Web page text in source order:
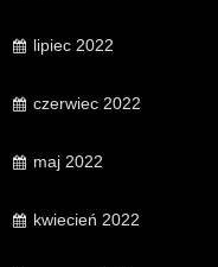
lipiec 2022
czerwiec 2022
maj 2022
kwiecień 2022